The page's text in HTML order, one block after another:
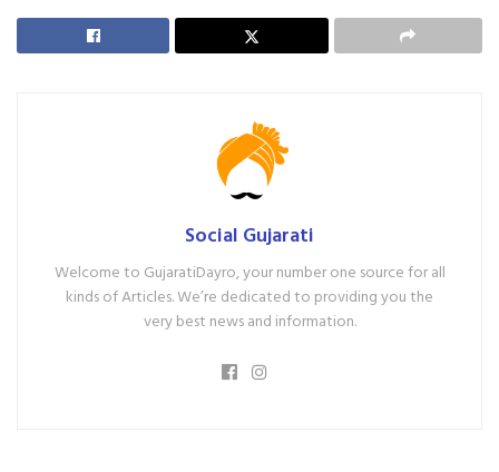
Social Gujarati
Welcome to GujaratiDayro, your number one source for all
kinds of Articles. We’re dedicated to providing you the
very best news and information.